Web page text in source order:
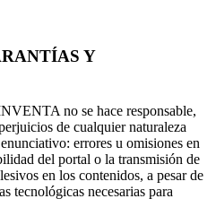
Y
no se hace responsable,
de cualquier naturaleza
errores u omisiones en
del portal o la transmisión de
en los contenidos, a pesar de
tecnológicas necesarias para